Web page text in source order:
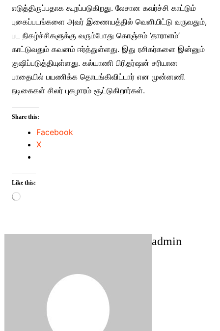
எடுத்திருப்பதாக கூறப்படுகிறது. லேசான கவர்ச்சி காட்டும்
புகைப்படங்களை அவர் இணையத்தில் வெளியிட்டு வருவதும்,
பட நிகழ்ச்சிகளுக்கு வரும்போது கொஞ்சம் ‘தாராளம்’
காட்டுவதும் கவனம் ஈர்த்துள்ளது. இது ரசிகர்களை இன்னும்
குஷிப்படுத்தியுள்ளது. கல்யாணி பிரிதர்ஷன் சரியான
பாதையில் பயணிக்க தொடங்கிவிட்டார் என முன்னணி
நடிகைகள் சிலர் புகழாரம் சூட்டுகிறார்கள்.
Share this:
Facebook
X
Like this:
Loading…
admin